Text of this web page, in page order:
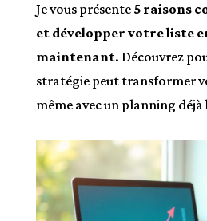
Je vous présente 5 raisons
et développer votre liste
maintenant. Découvrez
stratégie peut transformer
même avec un planning déjà